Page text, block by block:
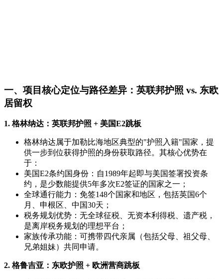
一、项目核心定位与路径差异：英联邦护照 vs. 东欧
居留权
1. 格林纳达：英联邦护照 + 美国E2跳板
格林纳达属于加勒比海地区典型的"护照入籍"国家，提
供一步到位获得护照的身份获取路径。其核心优势在
于：
美国E2条约国身份：自1989年起即与美国签署投资条
约，是少数能提供5年多次E2签证的国家之一；
全球通行能力：免签148个国家和地区，包括英国6个
月、申根区、中国30天；
税务规划优势：无全球征税、无资本利得税、遗产税，
是离岸税务规划的理想平台；
家族传承功能：可携带四代亲属（包括父母、祖父母、
兄弟姐妹）共同申请。
2. 格鲁吉亚：东欧护照 + 欧洲营商跳板